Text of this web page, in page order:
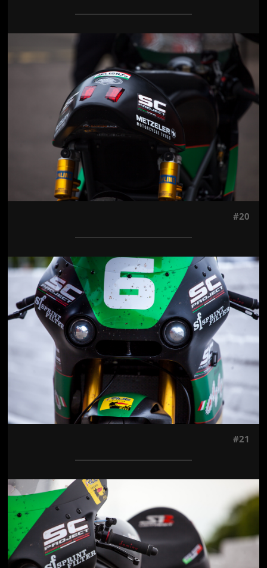
Jön még kép!
#20
Jön még kép!
#21
Jön még kép!